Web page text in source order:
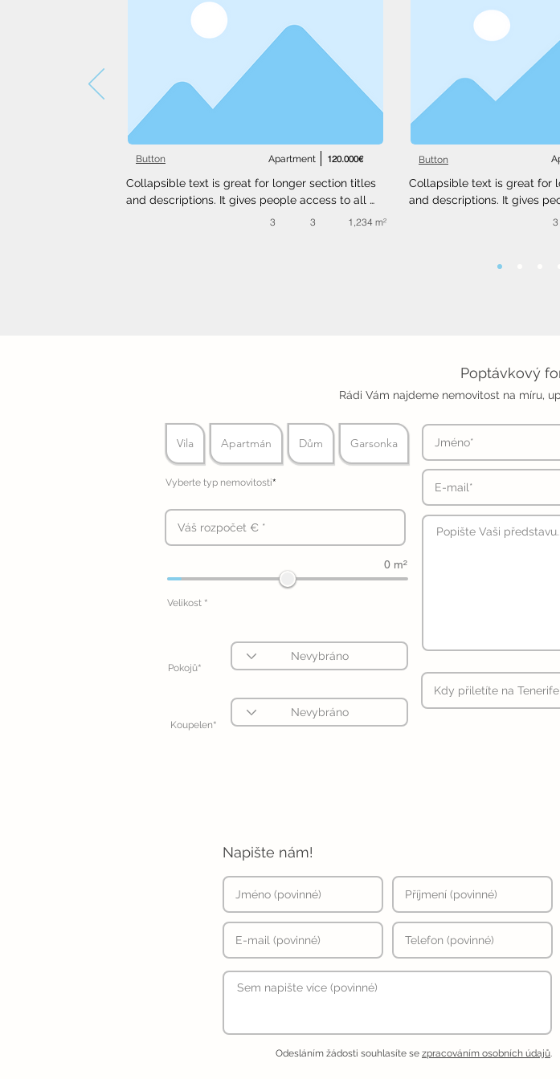
Apartment
Button 120.000€
Collapsible text is great for longer section titles
and descriptions. It gives people access to all
the info they need, while keeping your layout
3 3 1,234 m²
Button
Collapsible text is great for
and descriptions. It gives
the info they need, while
3
Poptávkový
Rádi Vám najdeme nemovitost na míru,
Vila Apartmán Dům Garsonka
Vyberte typ nemovitosti*
0 m²
Velikost *
Pokojů*
Koupelen*
Napište nám!
Odesláním žádosti souhlasíte se zpracováním osobních údajů.